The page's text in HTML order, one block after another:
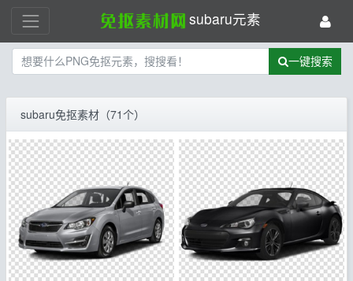
subaru元素
一键搜索
subaru免抠素材（71个）